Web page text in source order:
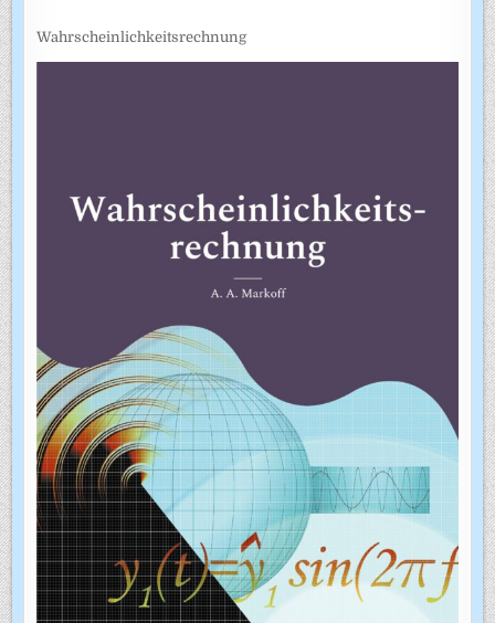
Wahrscheinlichkeitsrechnung